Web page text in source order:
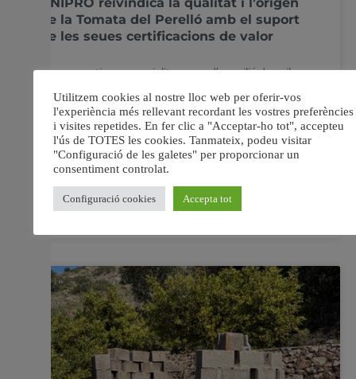
de la Tomata del Perelló amb el suport
de les seues certificacions de valor
La cooperativa comercialitza prop d’un milió de quilos
qualitat, la sostenibilitat i l’arrelament al territori Els
segells de qualitat, l’origen certificat i les acreditacions
internacionals reforcen el posicionament de la Tomata
del Perelló com a referent agroalimentari valencià La
Cooperativa